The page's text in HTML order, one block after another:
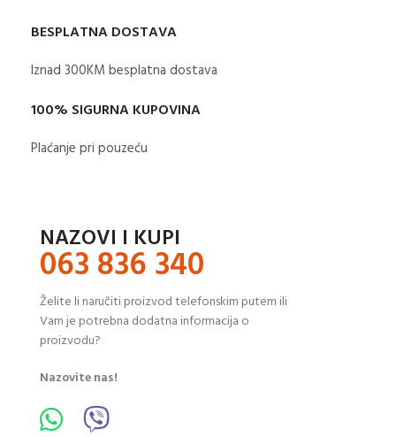
BESPLATNA DOSTAVA
Iznad 300KM besplatna dostava​
100% SIGURNA KUPOVINA
Plaćanje pri pouzeću
NAZOVI I KUPI
063 836 340
Želite li naručiti proizvod telefonskim putem ili
Vam je potrebna dodatna informacija o
proizvodu?
Nazovite nas!